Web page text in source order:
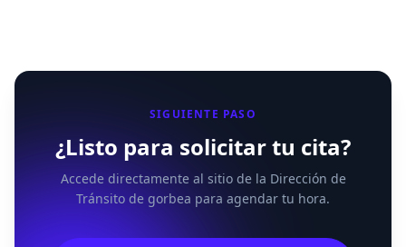
SIGUIENTE PASO
¿Listo para solicitar tu cita?
Accede directamente al sitio de la Dirección de
Tránsito de gorbea para agendar tu hora.